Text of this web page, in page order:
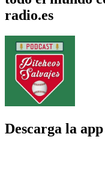
radio.es
Descarga la